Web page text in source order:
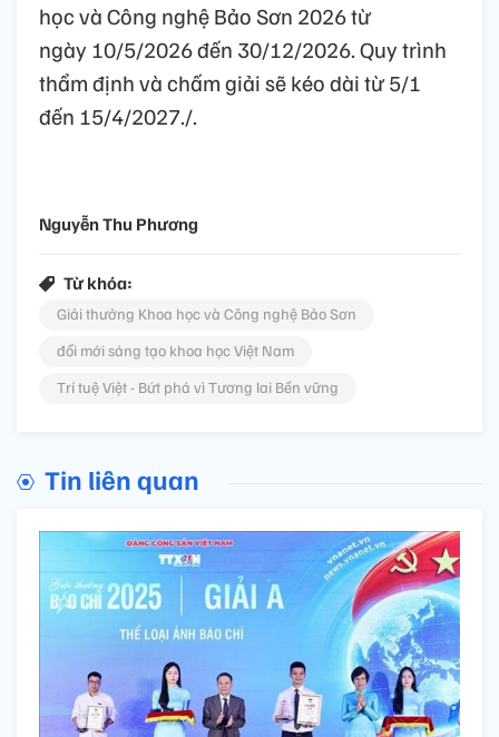
học và Công nghệ Bảo Sơn 2026 từ
ngày 10/5/2026 đến 30/12/2026. Quy trình
thẩm định và chấm giải sẽ kéo dài từ 5/1
đến 15/4/2027./.
Nguyễn Thu Phương
Từ khóa:
Giải thưởng Khoa học và Công nghệ Bảo Sơn
đổi mới sáng tạo khoa học Việt Nam
Trí tuệ Việt - Bứt phá vì Tương lai Bền vững
Tin liên quan